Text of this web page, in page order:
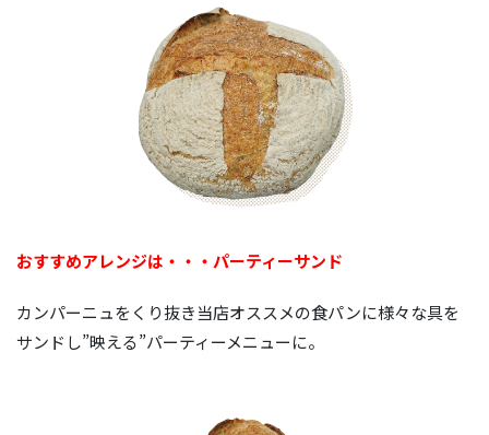
おすすめアレンジは・・・パーティーサンド
カンパーニュをくり抜き当店オススメの食パンに様々な具を
サンドし”映える”パーティーメニューに。